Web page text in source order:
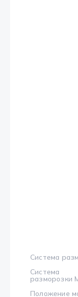
Система
Система
разморозки
Положение